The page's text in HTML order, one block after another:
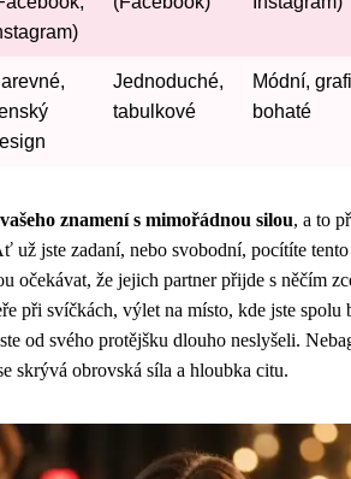
Jednoduché,
tabulkové
Módní,
bohaté
znamení s mimořádnou silou, a to
už jste zadaní, nebo svobodní, pocítíte
očekávat, že jejich partner přijde s něčím
při svíčkách, výlet na místo, kde jste spolu
od svého protějšku dlouho neslyšeli.
skrývá obrovská síla a hloubka citu.